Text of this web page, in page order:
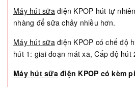
Máy hút sữađiện KPOP hút tự
nhàng để sữa chảy nhiều hơn.
Máy hút sữađiện KPOP có chế độ
hút 1: giai đoạn mát xa, Cấp độ
Máy hút sữađiện KPOP có kèm